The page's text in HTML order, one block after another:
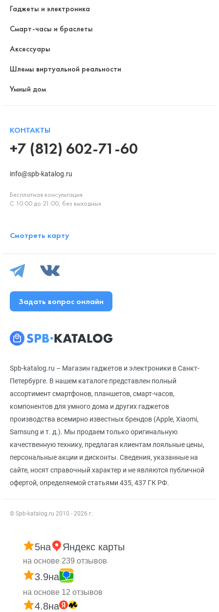
Spb-katalog.ru – Магазин гаджетов и электроники в Санкт-
Петербурге. В нашем каталоге представлен полный
ассортимент смартфонов, планшетов, смарт-часов,
компонентов для умного дома и других гаджетов
производства всемирно известных брендов (Apple, Xiaomi,
Samsung и т. д.). Мы продаем только оригинальную
качественную технику, предлагая клиентам лояльные цены,
персональные акции и дисконты. Сведения, указанные на
сайте, носят справочный характер и не являются публичной
офертой, определяемой статьями 435, 437 ГК РФ.
© Spb-katalog.ru 2010 - 2026 г.
Гаджеты и электроника
Смарт-часы и браслеты
Аксессуары
Шлемы виртуальной реальности
Умный дом
КОНТАКТЫ
+7 (812) 602-71-60
info@spb-katalog.ru
Бесплатная консультация
С 10:00 до 21:00, без выходных
Смотреть карту
Задать вопрос онлайн
5на Яндекс карты
на основе 239 отзывов
3.9на
на основе 12 отзывов
4.8на